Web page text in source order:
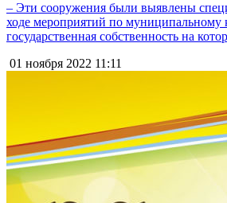
– Эти сооружения были выявлены
ходе мероприятий по муниципальному
государственная собственность на
01 ноября 2022 11:11